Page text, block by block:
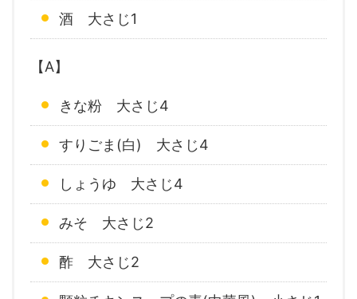
酒 大さじ1
【A】
きな粉 大さじ4
すりごま(白) 大さじ4
しょうゆ 大さじ4
みそ 大さじ2
酢 大さじ2